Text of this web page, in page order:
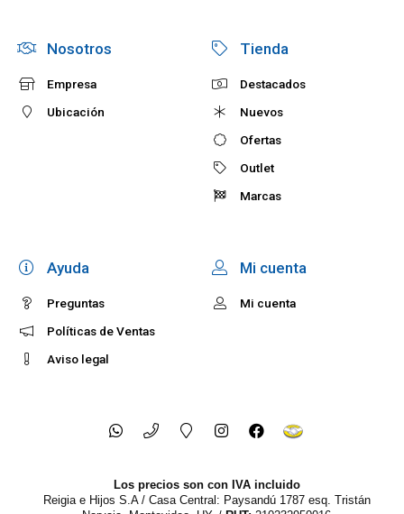
Nosotros
Empresa
Ubicación
Tienda
Destacados
Nuevos
Ofertas
Outlet
Marcas
Ayuda
Preguntas
Políticas de Ventas
Aviso legal
Mi cuenta
Mi cuenta
Los precios son con IVA incluido
Reigia e Hijos S.A / Casa Central: Paysandú 1787 esq. Tristán